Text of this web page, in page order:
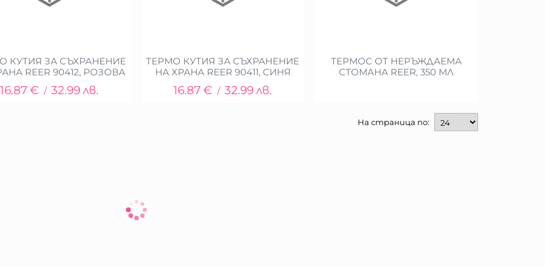
КУТИЯ ЗА СЪХРАНЕНИЕ
REER 90412, РОЗОВА
16.87€ / 32.99лв.
ТЕРМО КУТИЯ ЗА СЪХРАНЕНИЕ
НА ХРАНА REER 90411, СИНЯ
16.87€ / 32.99лв.
ТЕРМОС ОТ НЕРЪЖДАЕМА
СТОМАНА REER, 350 МЛ
На страница по: